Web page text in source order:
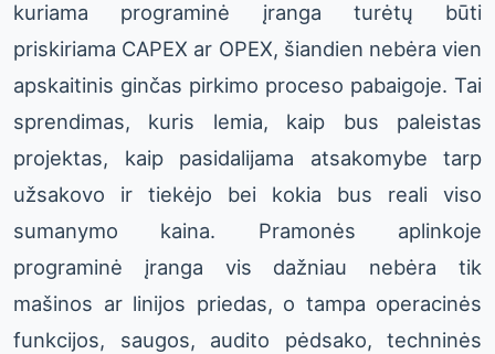
kuriama programinė įranga turėtų būti
priskiriama CAPEX ar OPEX, šiandien nebėra vien
apskaitinis ginčas pirkimo proceso pabaigoje. Tai
sprendimas, kuris lemia, kaip bus paleistas
projektas, kaip pasidalijama atsakomybe tarp
užsakovo ir tiekėjo bei kokia bus reali viso
sumanymo kaina. Pramonės aplinkoje
programinė įranga vis dažniau nebėra tik
mašinos ar linijos priedas, o tampa operacinės
funkcijos, saugos, audito pėdsako, techninės